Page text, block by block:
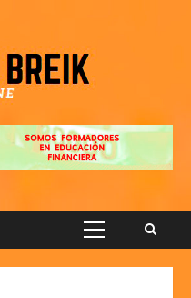
Menú